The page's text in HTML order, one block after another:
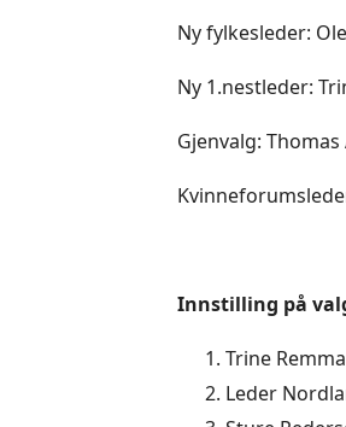
Ny fylkesleder:
Ny 1.nestleder:
Gjenvalg:
Innstilling på
Trine
Leder